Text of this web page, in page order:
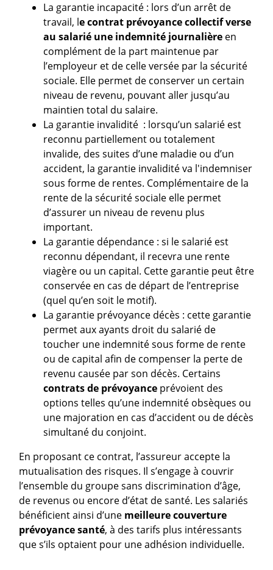
La garantie incapacité : lors d’un arrêt de
travail, le contrat prévoyance collectif verse
au salarié une indemnité journalière en
complément de la part maintenue par
l’employeur et de celle versée par la sécurité
sociale. Elle permet de conserver un certain
niveau de revenu, pouvant aller jusqu’au
maintien total du salaire.
La garantie invalidité : lorsqu’un salarié est
reconnu partiellement ou totalement
invalide, des suites d’une maladie ou d’un
accident, la garantie invalidité va l'indemniser
sous forme de rentes. Complémentaire de la
rente de la sécurité sociale elle permet
d’assurer un niveau de revenu plus
important.
La garantie dépendance : si le salarié est
reconnu dépendant, il recevra une rente
viagère ou un capital. Cette garantie peut être
conservée en cas de départ de l’entreprise
(quel qu’en soit le motif).
La garantie prévoyance décès : cette garantie
permet aux ayants droit du salarié de
toucher une indemnité sous forme de rente
ou de capital afin de compenser la perte de
revenu causée par son décès. Certains
contrats de prévoyance prévoient des
options telles qu’une indemnité obsèques ou
une majoration en cas d’accident ou de décès
simultané du conjoint.
En proposant ce contrat, l’assureur accepte la
mutualisation des risques. Il s’engage à couvrir
l’ensemble du groupe sans discrimination d’âge,
de revenus ou encore d’état de santé. Les salariés
bénéficient ainsi d’une meilleure couverture
prévoyance santé, à des tarifs plus intéressants
que s’ils optaient pour une adhésion individuelle.